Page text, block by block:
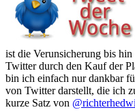
ist die Verunsicherung bis
Twitter durch den Kauf der
bin ich einfach nur dankbar
von Twitter darstellt, die ich
kurze Satz von